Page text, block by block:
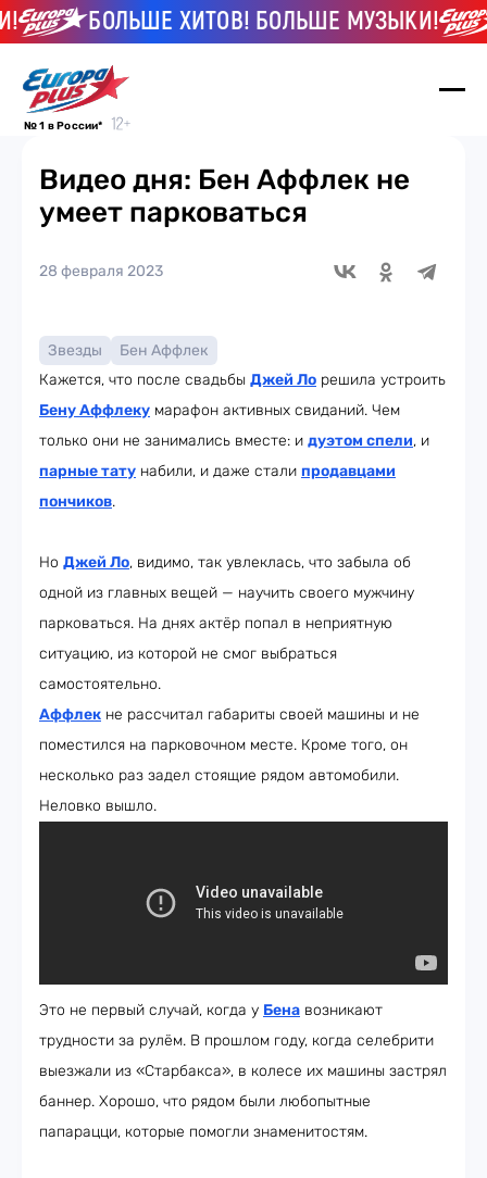
БОЛЬШЕ ХИТОВ! БОЛЬШЕ МУЗЫКИ!
№ 1 в России*
Видео дня: Бен Аффлек не
умеет парковаться
28 февраля 2023
Звезды
Бен Аффлек
Кажется, что после свадьбы Джей Ло решила устроить
Бену Аффлеку марафон активных свиданий. Чем
только они не занимались вместе: и дуэтом спели, и
парные тату набили, и даже стали продавцами
пончиков.
Но Джей Ло, видимо, так увлеклась, что забыла об
одной из главных вещей — научить своего мужчину
парковаться. На днях актёр попал в неприятную
ситуацию, из которой не смог выбраться
самостоятельно.
Аффлек не рассчитал габариты своей машины и не
поместился на парковочном месте. Кроме того, он
несколько раз задел стоящие рядом автомобили.
Неловко вышло.
Это не первый случай, когда у Бена возникают
трудности за рулём. В прошлом году, когда селебрити
выезжали из «Старбакса», в колесе их машины застрял
баннер. Хорошо, что рядом были любопытные
папарацци, которые помогли знаменитостям.